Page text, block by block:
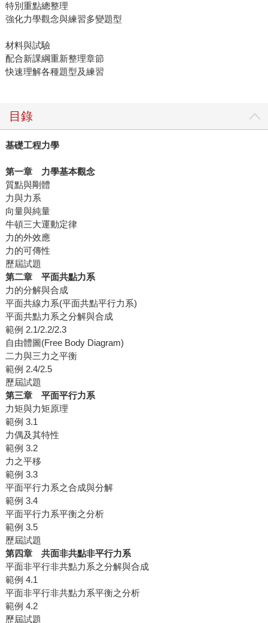
特別重點總整理
強化力學觀念與練習多變題型
材料與試驗
配合新課綱重新整理章節
快速理解各種題型及練習
目錄
基礎工程力學
第一章 力學基本觀念
質點與剛體
力與力系
向量與純量
牛頓三大運動定律
力的外效應
力的可傳性
歷屆試題
第二章 平面共點力系
力的分解與合成
平面共線力系(平面共點平行力系)
平面共點力系之分解與合成
範例 2.1/2.2/2.3
自由體圖(Free Body Diagram)
二力與三力之平衡
範例 2.4/2.5
歷屆試題
第三章 平面平行力系
力矩與力矩原理
範例 3.1
力偶及其特性
範例 3.2
力之平移
範例 3.3
平面平行力系之合成與分解
範例 3.4
平面平行力系平衡之分析
範例 3.5
歷屆試題
第四章 共面非共點非平行力系
平面非平行非共點力系之分解與合成
範例 4.1
平面非平行非共點力系平衡之分析
範例 4.2
歷屆試題